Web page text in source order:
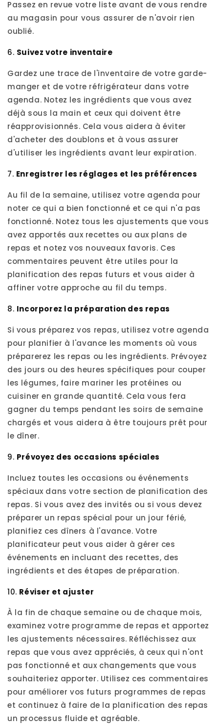
Passez en revue votre liste avant de vous rendre
au magasin pour vous assurer de n'avoir rien
oublié.
6. Suivez votre inventaire
Gardez une trace de l'inventaire de votre garde-
manger et de votre réfrigérateur dans votre
agenda. Notez les ingrédients que vous avez
déjà sous la main et ceux qui doivent être
réapprovisionnés. Cela vous aidera à éviter
d'acheter des doublons et à vous assurer
d'utiliser les ingrédients avant leur expiration.
7. Enregistrer les réglages et les préférences
Au fil de la semaine, utilisez votre agenda pour
noter ce qui a bien fonctionné et ce qui n'a pas
fonctionné. Notez tous les ajustements que vous
avez apportés aux recettes ou aux plans de
repas et notez vos nouveaux favoris. Ces
commentaires peuvent être utiles pour la
planification des repas futurs et vous aider à
affiner votre approche au fil du temps.
8. Incorporez la préparation des repas
Si vous préparez vos repas, utilisez votre agenda
pour planifier à l'avance les moments où vous
préparerez les repas ou les ingrédients. Prévoyez
des jours ou des heures spécifiques pour couper
les légumes, faire mariner les protéines ou
cuisiner en grande quantité. Cela vous fera
gagner du temps pendant les soirs de semaine
chargés et vous aidera à être toujours prêt pour
le dîner.
9. Prévoyez des occasions spéciales
Incluez toutes les occasions ou événements
spéciaux dans votre section de planification des
repas. Si vous avez des invités ou si vous devez
préparer un repas spécial pour un jour férié,
planifiez ces dîners à l'avance. Votre
planificateur peut vous aider à gérer ces
événements en incluant des recettes, des
ingrédients et des étapes de préparation.
10. Réviser et ajuster
À la fin de chaque semaine ou de chaque mois,
examinez votre programme de repas et apportez
les ajustements nécessaires. Réfléchissez aux
repas que vous avez appréciés, à ceux qui n'ont
pas fonctionné et aux changements que vous
souhaiteriez apporter. Utilisez ces commentaires
pour améliorer vos futurs programmes de repas
et continuez à faire de la planification des repas
un processus fluide et agréable.